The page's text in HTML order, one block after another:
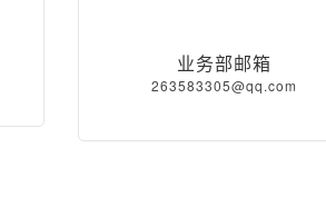
业务部邮箱
263583305@qq.com